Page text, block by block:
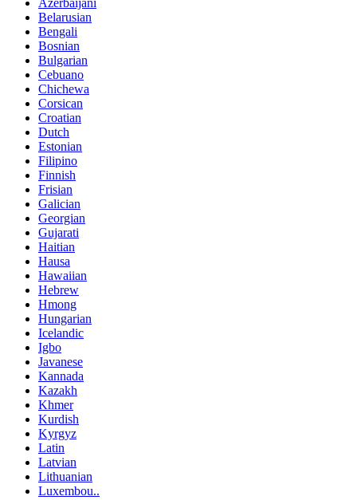
Azerbaijani
Belarusian
Bengali
Bosnian
Bulgarian
Cebuano
Chichewa
Corsican
Croatian
Dutch
Estonian
Filipino
Finnish
Frisian
Galician
Georgian
Gujarati
Haitian
Hausa
Hawaiian
Hebrew
Hmong
Hungarian
Icelandic
Igbo
Javanese
Kannada
Kazakh
Khmer
Kurdish
Kyrgyz
Latin
Latvian
Lithuanian
Luxembou..